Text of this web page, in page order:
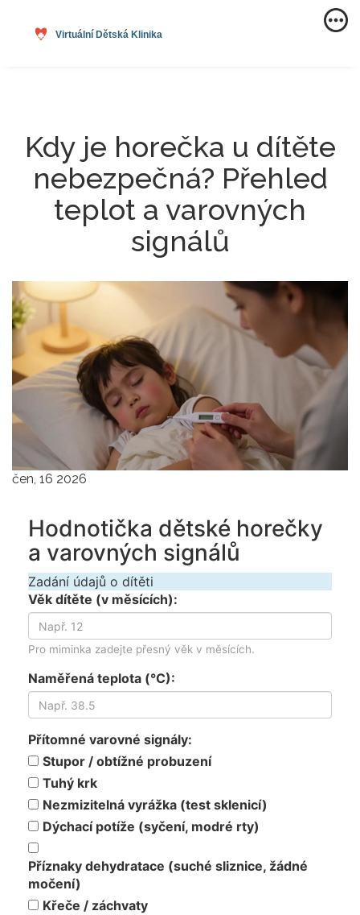
Kdy je horečka u dítěte
nebezpečná? Přehled
teplot a varovných
signálů
čen, 16 2026
Hodnotička dětské horečky
a varovných signálů
Zadání údajů o dítěti
Věk dítěte (v měsících):
Pro miminka zadejte přesný věk v měsících.
Naměřená teplota (°C):
Přítomné varovné signály:
Stupor / obtížné probuzení
Tuhý krk
Nezmizitelná vyrážka (test sklenicí)
Dýchací potíže (syčení, modré rty)
Příznaky dehydratace (suché sliznice, žádné
močení)
Křeče / záchvaty